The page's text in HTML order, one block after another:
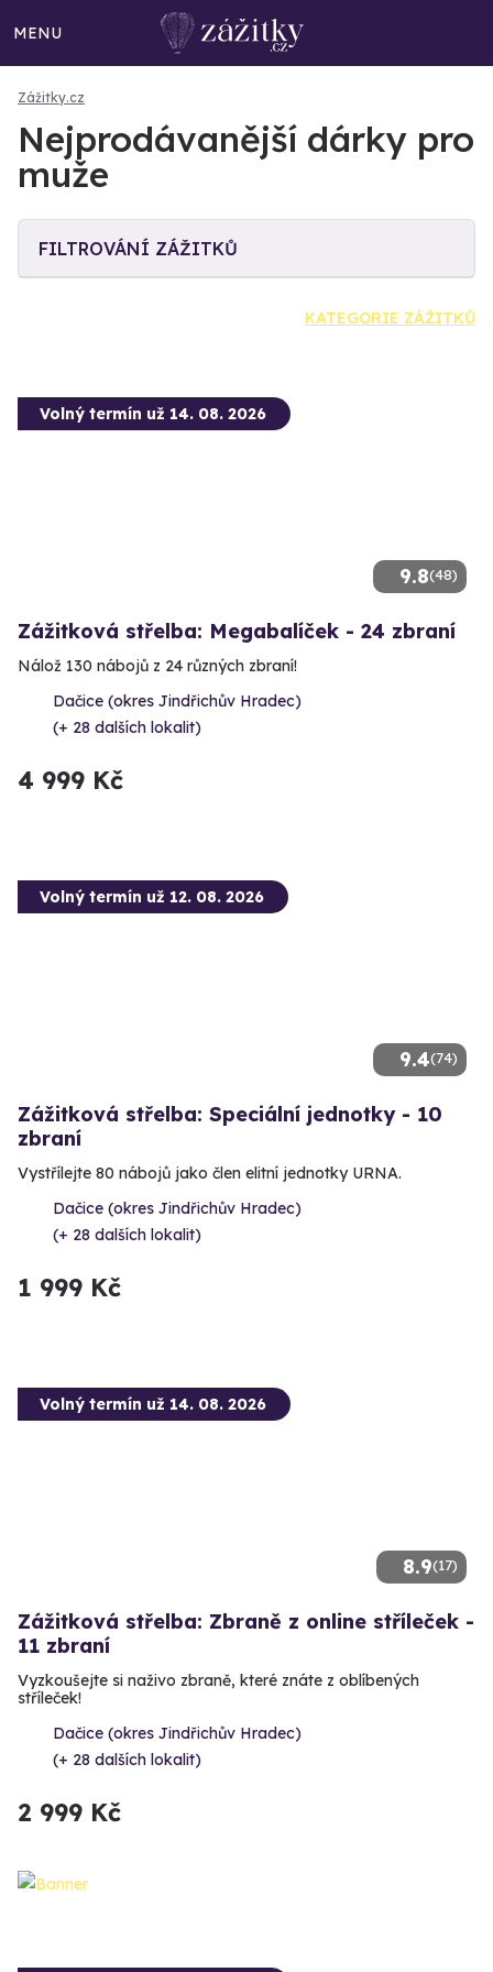
MENU
Zážitky.cz
Nejprodávanější dárky pro
muže
FILTROVÁNÍ ZÁŽITKŮ
KATEGORIE ZÁŽITKŮ
9.8(48)
Volný termín už 14. 08. 2026
Zážitková střelba: Megabalíček - 24 zbraní
Nálož 130 nábojů z 24 různých zbraní!
Dačice (okres Jindřichův Hradec)
(+ 28 dalších lokalit)
4 999 Kč
9.4(74)
Volný termín už 12. 08. 2026
Zážitková střelba: Speciální jednotky - 10
zbraní
Vystřílejte 80 nábojů jako člen elitní jednotky URNA.
Dačice (okres Jindřichův Hradec)
(+ 28 dalších lokalit)
1 999 Kč
8.9(17)
Volný termín už 14. 08. 2026
Zážitková střelba: Zbraně z online stříleček -
11 zbraní
Vyzkoušejte si naživo zbraně, které znáte z oblíbených
stříleček!
Dačice (okres Jindřichův Hradec)
(+ 28 dalších lokalit)
2 999 Kč